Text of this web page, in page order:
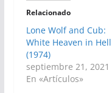
Relacionado
Lone Wolf and Cub:
White Heaven in Hell
(1974)
septiembre 21, 2021
En «Artículos»